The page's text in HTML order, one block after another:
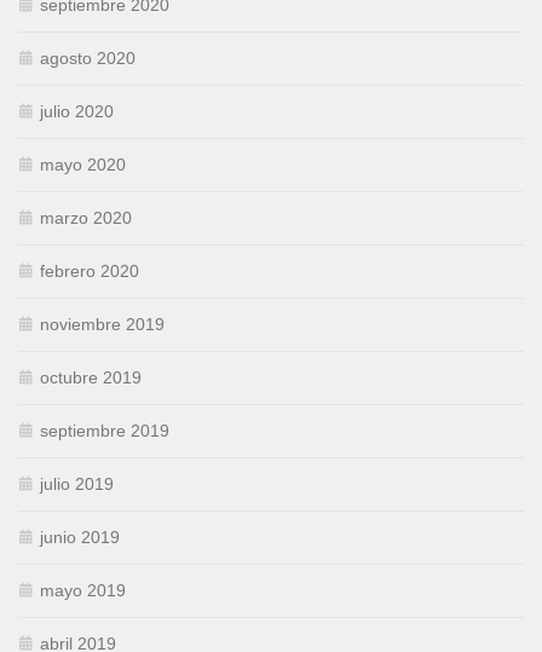
septiembre 2020
agosto 2020
julio 2020
mayo 2020
marzo 2020
febrero 2020
noviembre 2019
octubre 2019
septiembre 2019
julio 2019
junio 2019
mayo 2019
abril 2019